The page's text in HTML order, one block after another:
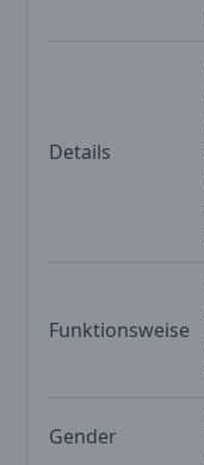
Details
Funktionsweise
Gender